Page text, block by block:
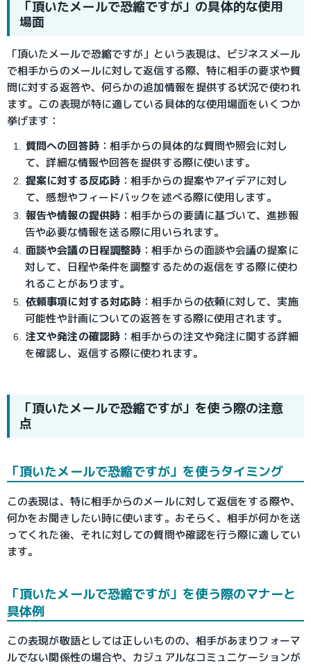
「頂いたメールで恐縮ですが」の具体的な使用
場面
「頂いたメールで恐縮ですが」という表現は、ビジネスメール
で相手からのメールに対して返信する際、特に相手の要求や質
問に対する返答や、何らかの追加情報を提供する状況で使われ
ます。この表現が特に適している具体的な使用場面をいくつか
挙げます：
質問への回答時： 相手からの具体的な質問や照会に対し
て、詳細な情報や回答を提供する際に使います。
提案に対する反応時：相手からの提案やアイデアに対し
て、感想やフィードバックを述べる際に使用します。
報告や情報の提供時：相手からの要請に基づいて、進捗報
告や必要な情報を送る際に用いられます。
面談や会議の日程調整時 ：相手からの面談や会議の提案に
対して、日程や条件を調整するための返信をする際に使わ
れることがあります。
依頼事項に対する対応時 ：相手からの依頼に対して、実施
可能性や計画についての返答をする際に使用されます。
注文や発注の確認時：相手からの注文や発注に関する詳細
を確認し、返信する際に使われます。
「頂いたメールで恐縮ですが」を使う際の注意
点
「頂いたメールで恐縮ですが」を使うタイミング
この表現は、特に相手からのメールに対して返信をする際や、
何かをお聞きしたい時に使います。おそらく、相手が何かを送
ってくれた後、それに対しての質問や確認を行う際に適してい
ます。
「頂いたメールで恐縮ですが」を使う際のマナーと
具体例
この表現が敬語としては正しいものの、相手があまりフォーマ
ルでない関係性の場合や、カジュアルなコミュニケーションが